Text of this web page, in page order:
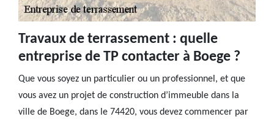
Travaux de terrassement : quelle
entreprise de TP contacter à Boege ?
Que vous soyez un particulier ou un professionnel, et que
vous avez un projet de construction d’immeuble dans la
ville de Boege, dans le 74420, vous devez commencer par